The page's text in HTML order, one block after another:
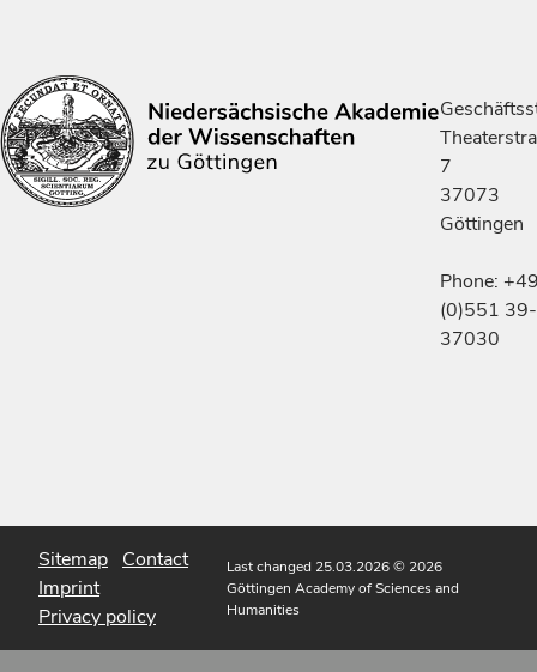
7
37073
Göttingen
Phone:
(0)551 39-
37030
Sitemap Contact
Imprint
Privacy policy
Last changed 25.03.2026© 2026
Göttingen Academy of Sciences and
Humanities